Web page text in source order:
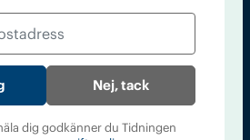
Nej, tack
dig godkänner du Tidningen